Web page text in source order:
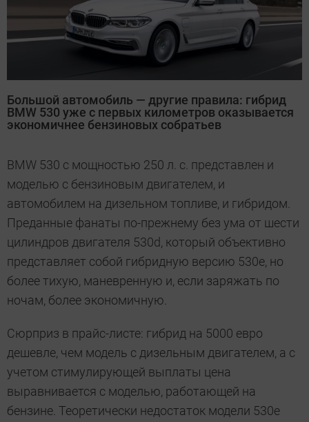
Большой автомобиль — другие правила: гибрид
BMW 530 уже с первых километров оказывается
экономичнее бензиновых собратьев
BMW 530 с мощностью 250 л. с. представлен и
моделью с бензиновым двигателем, и
автомобилем на дизельном топливе, и гибридом.
Преданные фанаты по-прежнему без ума от шести
цилиндров двигателя 530d, который объективно
представляет собой гибридную версию 530e, но
более тихую, маневренную и, если заряжать по
ночам, более экономичную.
Сюрприз в прайс-листе: гибрид на 5000 евро
дешевле, чем модель с дизельным двигателем, а с
учетом стимулирующей выплаты цена
выравнивается с моделью, работающей на
бензине. Теоретически недостаток модели 530е